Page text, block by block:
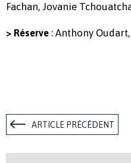
Fachan, Jovanie
> Réserve : Anthony
ARTICLE PRÉCÉDENT